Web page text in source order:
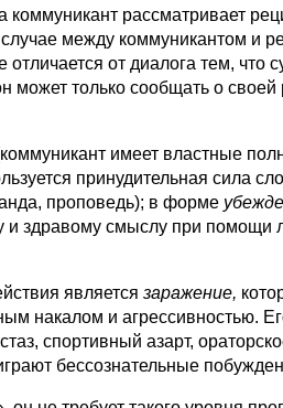
рассматривает
между коммуникантом и
от диалога тем, что
может только сообщать о своей
имеет властные
принудительная сила
проповедь); в форме
и здравому смыслу при помощи
является заражение,
накалом и агрессивностью.
спортивный азарт,
бессознательные